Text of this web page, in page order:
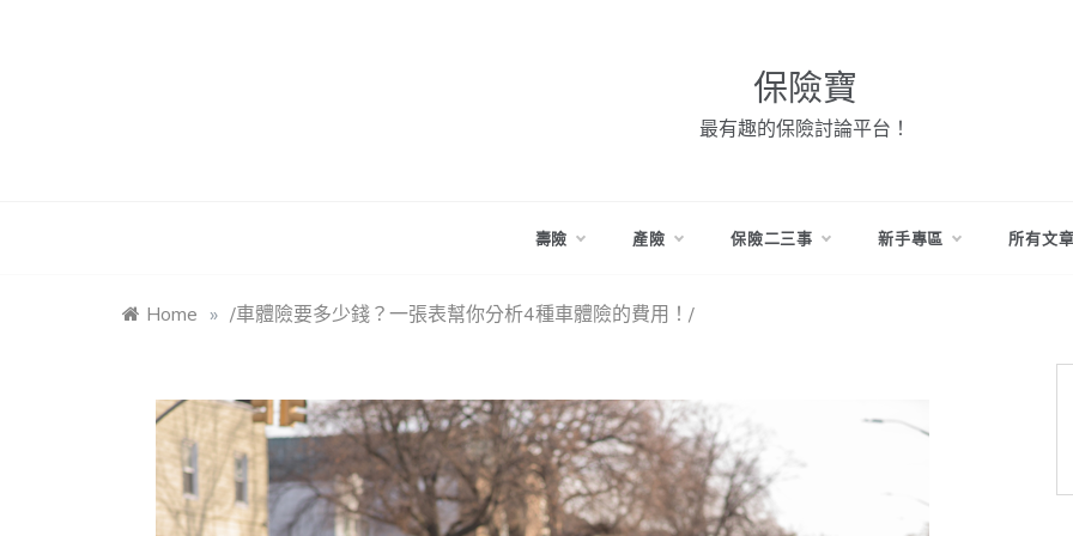
保險寶
最有趣的保險討論平台！
壽險 產險 保險二三事 新手專區 所有文
Home » /車體險要多少錢？一張表幫你分析4種車體險的費用！/